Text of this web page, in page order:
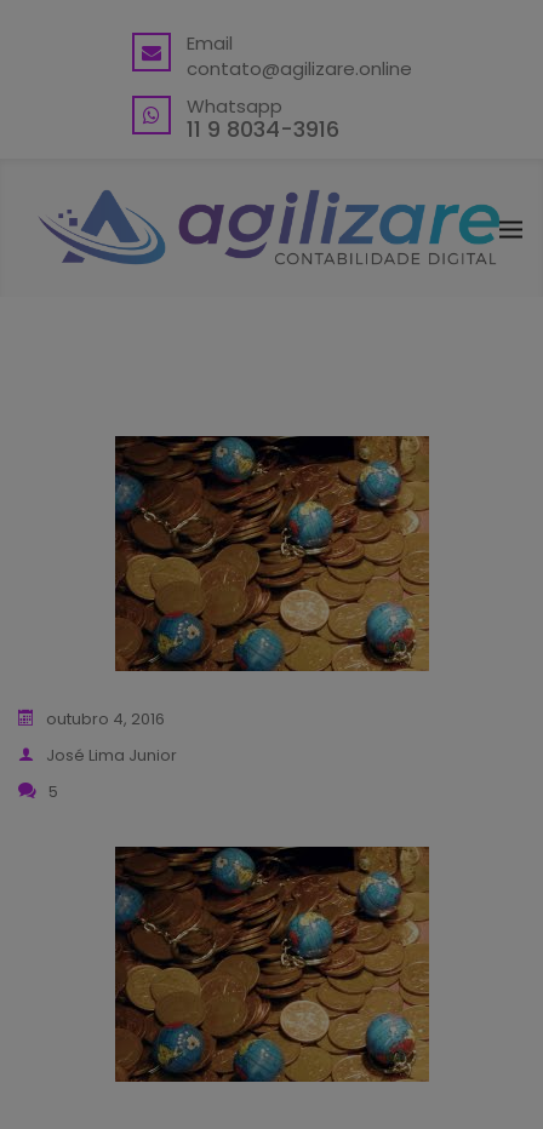
Email
contato@agilizare.online
Whatsapp
11 9 8034-3916
outubro 4, 2016
José Lima Junior
5
VANTAGENS
ABRA SUA CONTA PJ
ENDEREÇO FISCAL – OUTRAS
LOCALIDADES